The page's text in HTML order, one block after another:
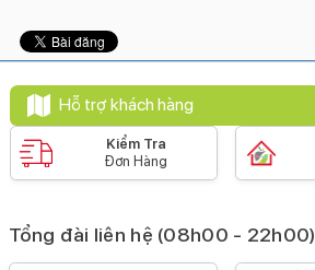
Hỗ trợ khách hàng
Kiểm Tra
Đơn Hàng
Tổng đài liên hệ (08h00 - 22h00)